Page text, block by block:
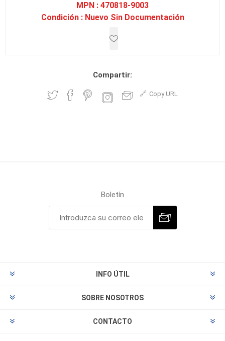
MPN : 470818-9003
Condición : Nuevo Sin Documentación
Compartir:
Copy URL
Boletín
INFO ÚTIL
SOBRE NOSOTROS
CONTACTO